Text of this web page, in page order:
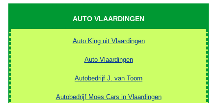
AUTO VLAARDINGEN
Auto King uit Vlaardingen
Auto Vlaardingen
Autobedrijf J. van Toorn
Autobedrijf Moes Cars in Vlaardingen